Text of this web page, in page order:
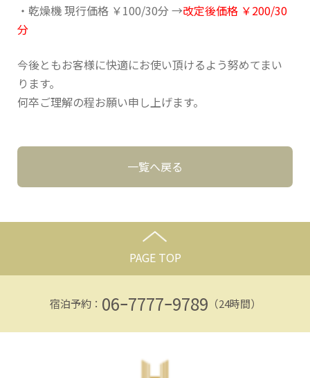
・乾燥機 現行価格 ￥100/30分 →改定後価格 ￥200/30
分
今後ともお客様に快適にお使い頂けるよう努めてまい
ります。
何卒ご理解の程お願い申し上げます。
一覧へ戻る
PAGE TOP
宿泊予約： 06ｰ7777ｰ9789 （24時間）